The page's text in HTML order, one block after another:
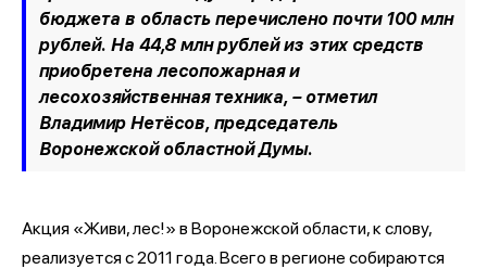
бюджета в область перечислено почти 100 млн
рублей. На 44,8 млн рублей из этих средств
приобретена лесопожарная и
лесохозяйственная техника, –отметил
Владимир Нетёсов, председатель
Воронежской областной Думы.
Акция «Живи, лес!» в Воронежской области, к слову,
реализуется с 2011 года. Всего в регионе собираются